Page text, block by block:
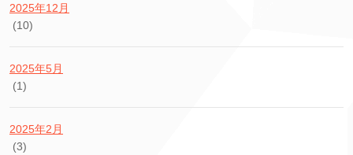
2025年12月
(10)
2025年5月
(1)
2025年2月
(3)